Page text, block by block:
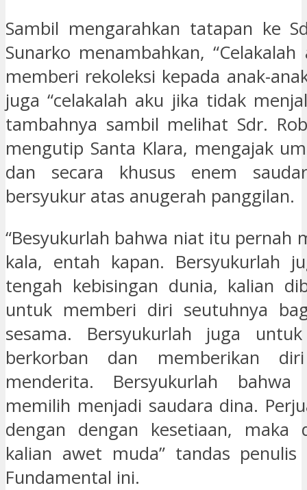
Sambil mengarahkan tatapan ke
Sunarko menambahkan,
memberi rekoleksi kepada anak-
juga “celakalah aku jika tidak
tambahnya sambil melihat Sdr.
mengutip Santa Klara, mengajak
dan secara khusus enem
bersyukur atas anugerah panggilan.
“Besyukurlah bahwa niat itu pernah
kala, entah kapan. Bersyukurlah
tengah kebisingan dunia, kalian
untuk memberi diri seutuhnya
sesama. Bersyukurlah juga
berkorban dan memberikan
menderita. Bersyukurlah
memilih menjadi saudara dina.
dengan dengan kesetiaan, maka
kalian awet muda” tandas penulis
Fundamental ini.